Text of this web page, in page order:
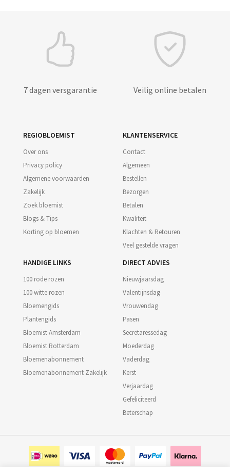
7 dagen versgarantie Veilig online betalen
REGIOBLOEMIST
Over ons
Privacy policy
Algemene voorwaarden
Zakelijk
Zoek bloemist
Blogs & Tips
Korting op bloemen
KLANTENSERVICE
Contact
Algemeen
Bestellen
Bezorgen
Betalen
Kwaliteit
Klachten & Retouren
Veel gestelde vragen
HANDIGE LINKS
100 rode rozen
100 witte rozen
Bloemengids
Plantengids
Bloemist Amsterdam
Bloemist Rotterdam
Bloemenabonnement
Bloemenabonnement Zakelijk
DIRECT ADVIES
Nieuwjaarsdag
Valentijnsdag
Vrouwendag
Pasen
Secretaressedag
Moederdag
Vaderdag
Kerst
Verjaardag
Gefeliciteerd
Beterschap